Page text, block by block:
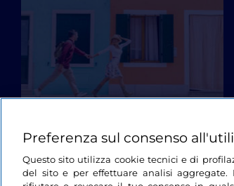
Preferenza sul consenso
Questo sito utilizza cookie tecnici e di
del sito e per effettuare analisi aggregate.